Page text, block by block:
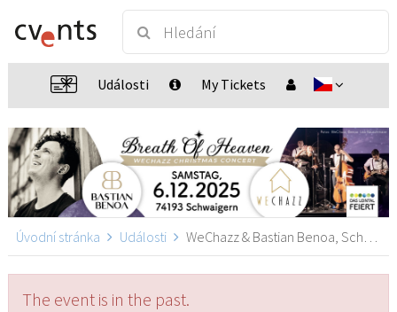
Události My Tickets
Úvodní stránka Události WeChazz & Bastian Benoa, Schwaigern
The event is in the past.